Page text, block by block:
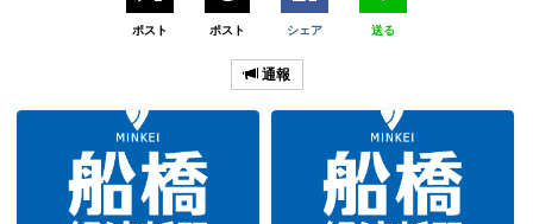
ポスト ポスト シェア 送る
通報